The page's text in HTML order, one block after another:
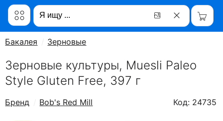
Бакалея Зерновые
Зерновые культуры, Muesli Paleo
Style Gluten Free, 397 г
Бренд Bob's Red Mill Код: 24735